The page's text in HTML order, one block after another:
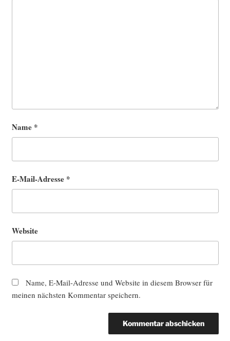
Name *
E-Mail-Adresse *
Website
Name, E-Mail-Adresse und Website in diesem Browser für
meinen nächsten Kommentar speichern.